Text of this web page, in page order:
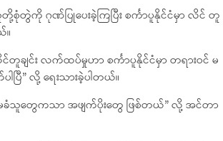
တွဲကို ဂုဏ်ပြုပေးခဲ့ကြပြီး စင်္ကာပူနိုင်ငံမှာ လိင် တူ
။
ျင်း လက်ထပ်မှုဟာ စင်္ကာပူနိုင်ငံမှာ တရားဝင် မ
ါပြီ” လို့ ရေးသားခဲ့ပါတယ်။
ခံသူတွေကသာ အဖျက်ပိုးတွေ ဖြစ်တယ်” လို့ အင်တာ